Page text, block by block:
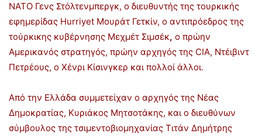
ΝΑΤΟ Γενς Στόλτενμπεργκ, ο διευθυντής της τουρκικής
εφημερίδας Hurriyet Μουράτ Γετκίν, ο αντιπρόεδρος της
τούρκικης κυβέρνησης Μεχμέτ Σιμσέκ, o πρώην
Αμερικανός στρατηγός, πρώην αρχηγός της CIA, Ντέιβιντ
Πετρέους, ο Χένρι Κίσινγκερ και πολλοί άλλοι.
Από την Ελλάδα συμμετείχαν ο αρχηγός της Νέας
Δημοκρατίας, Κυριάκος Μητσοτάκης, και ο διευθύνων
σύμβουλος της τσιμεντοβιομηχανίας Τιτάν Δημήτρης